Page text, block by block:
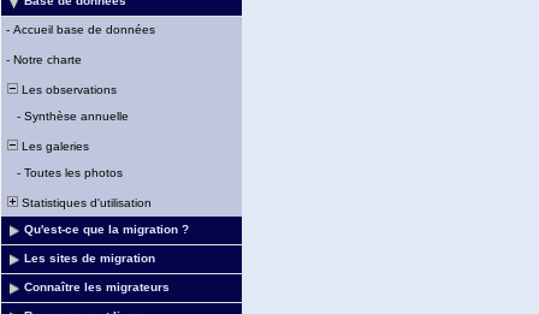
- Accueil base de données
- Notre charte
Les observations
- Synthèse annuelle
Les galeries
- Toutes les photos
Statistiques d'utilisation
Qu'est-ce que la migration ?
Les sites de migration
Connaître les migrateurs